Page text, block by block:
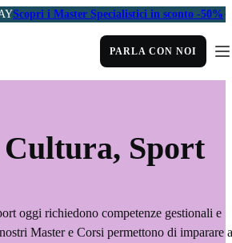
Scopri i Master Specialistici in sconto -50%
PARLA CON NOI
Sport
oggi richiedono competenze gestionali e
Master e Corsi permettono di imparare a